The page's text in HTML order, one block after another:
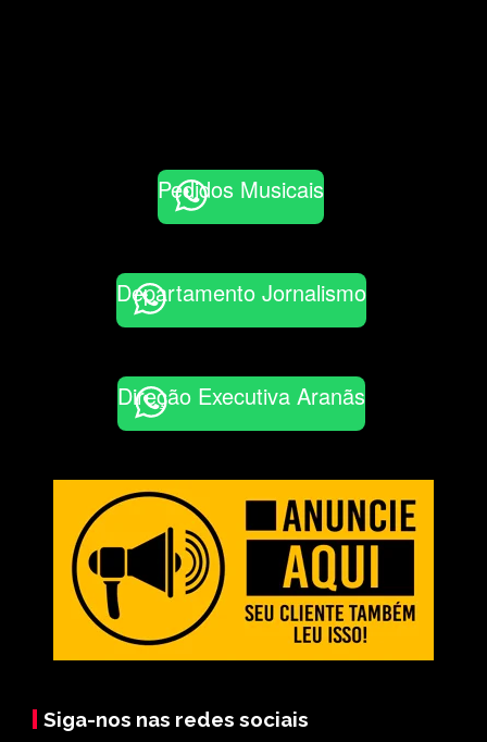
Pedidos Musicais
Departamento Jornalismo
Direção Executiva Aranãs
Siga-nos nas redes sociais